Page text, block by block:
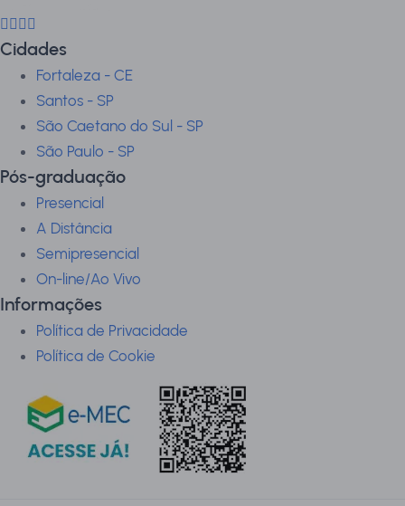
Cidades
Fortaleza - CE
Santos - SP
São Caetano do Sul - SP
São Paulo - SP
Pós-graduação
Presencial
A Distância
Semipresencial
On-line/Ao Vivo
Informações
Política de Privacidade
Política de Cookie